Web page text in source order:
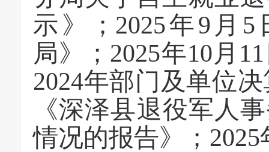
示》
； 2025年9 月 5
局》； 2025年10 月 1
2024年部门及单位
《深泽县退役军人
情况的报告》；